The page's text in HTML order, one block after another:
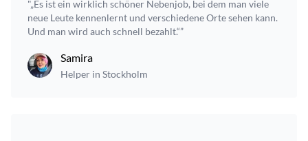
"„Es ist ein wirklich schöner Nebenjob, bei dem man viele
neue Leute kennenlernt und verschiedene Orte sehen kann.
Und man wird auch schnell bezahlt.“”
Samira
Helper in Stockholm